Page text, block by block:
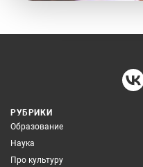
РУБРИКИ
Образование
Наука
Про культуру